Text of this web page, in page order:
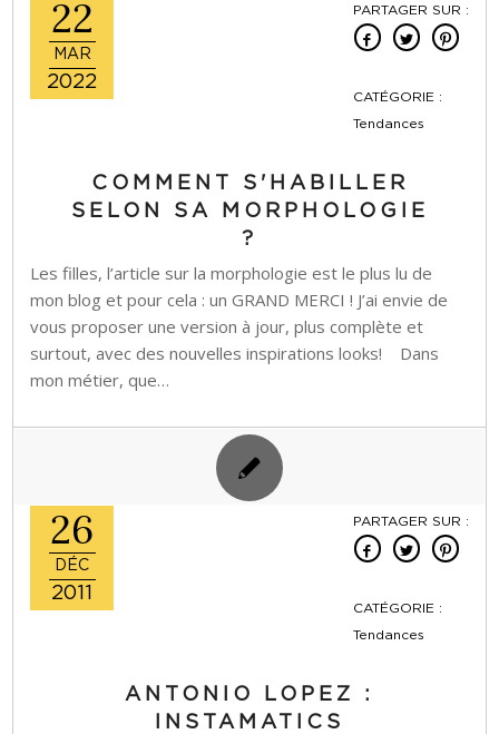
22
MAR
2022
PARTAGER SUR :
CATÉGORIE :
Tendances
COMMENT S'HABILLER
SELON SA MORPHOLOGIE
?
Les filles, l’article sur la morphologie est le plus lu de
mon blog et pour cela : un GRAND MERCI ! J’ai envie de
vous proposer une version à jour, plus complète et
surtout, avec des nouvelles inspirations looks! Dans
mon métier, que…
26
DÉC
2011
PARTAGER SUR :
CATÉGORIE :
Tendances
ANTONIO LOPEZ :
INSTAMATICS